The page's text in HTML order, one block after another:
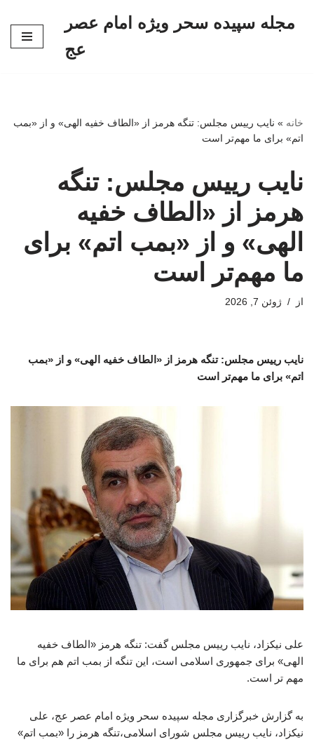
مجله سپیده سحر ویژه امام عصر
عج
خانه » نایب رییس مجلس: تنگه هرمز از «الطاف خفیه الهی» و از «بمب
اتم» برای ما مهم‌تر است
نایب رییس مجلس: تنگه
هرمز از «الطاف خفیه
الهی» و از «بمب اتم» برای
ما مهم‌تر است
از ژوئن 7, 2026
نایب رییس مجلس: تنگه هرمز از «الطاف خفیه الهی» و از «بمب
اتم» برای ما مهم‌تر است
علی نیکزاد، نایب رییس مجلس گفت: تنگه هرمز «الطاف خفیه
الهی» برای جمهوری اسلامی است، این تنگه از بمب اتم هم برای ما
مهم تر است.
به گزارش خبرگزاری مجله سپیده سحر ویژه امام عصر عج، علی
نیکزاد، نایب رییس مجلس شورای اسلامی،تنگه هرمز را «بمب اتم»